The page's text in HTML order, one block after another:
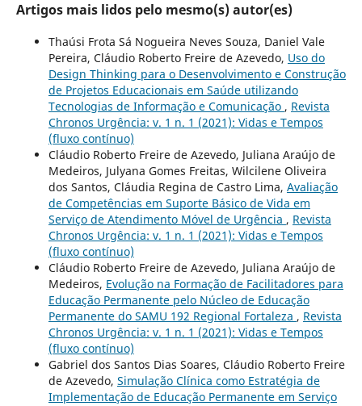
Artigos mais lidos pelo mesmo(s) autor(es)
Thaúsi Frota Sá Nogueira Neves Souza, Daniel Vale
Pereira, Cláudio Roberto Freire de Azevedo, Uso do
Design Thinking para o Desenvolvimento e Construção
de Projetos Educacionais em Saúde utilizando
Tecnologias de Informação e Comunicação , Revista
Chronos Urgência: v. 1 n. 1 (2021): Vidas e Tempos
(fluxo contínuo)
Cláudio Roberto Freire de Azevedo, Juliana Araújo de
Medeiros, Julyana Gomes Freitas, Wilcilene Oliveira
dos Santos, Cláudia Regina de Castro Lima, Avaliação
de Competências em Suporte Básico de Vida em
Serviço de Atendimento Móvel de Urgência , Revista
Chronos Urgência: v. 1 n. 1 (2021): Vidas e Tempos
(fluxo contínuo)
Cláudio Roberto Freire de Azevedo, Juliana Araújo de
Medeiros, Evolução na Formação de Facilitadores para
Educação Permanente pelo Núcleo de Educação
Permanente do SAMU 192 Regional Fortaleza , Revista
Chronos Urgência: v. 1 n. 1 (2021): Vidas e Tempos
(fluxo contínuo)
Gabriel dos Santos Dias Soares, Cláudio Roberto Freire
de Azevedo, Simulação Clínica como Estratégia de
Implementação de Educação Permanente em Serviço